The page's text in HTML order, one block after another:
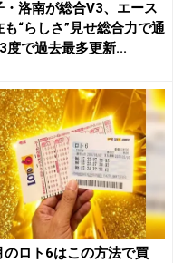
・洛南が総合V3、エース
も“らしさ”見せ総合力で通
度で過去最多更新...
のロト6はこの方法で買